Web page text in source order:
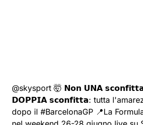
@skysport 🤯 𝗡𝗼𝗻 𝗨𝗡𝗔
𝗗𝗢𝗣𝗣𝗜𝗔 𝘀𝗰𝗼𝗻𝗳𝗶𝘁𝘁𝗮: tutta
dopo il #BarcelonaGP 📍La